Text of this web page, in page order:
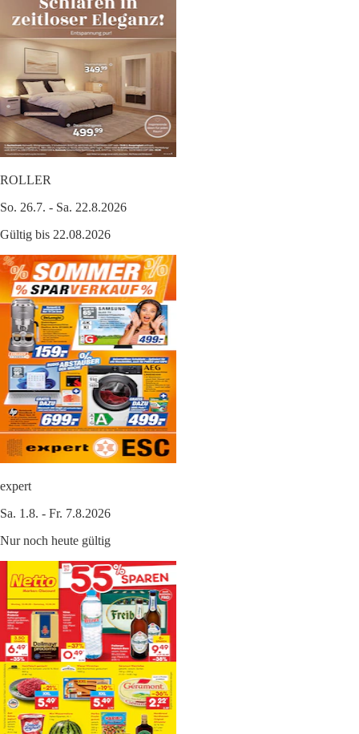
ROLLER
So. 26.7. - Sa. 22.8.2026
Gültig bis 22.08.2026
expert
Sa. 1.8. - Fr. 7.8.2026
Nur noch heute gültig